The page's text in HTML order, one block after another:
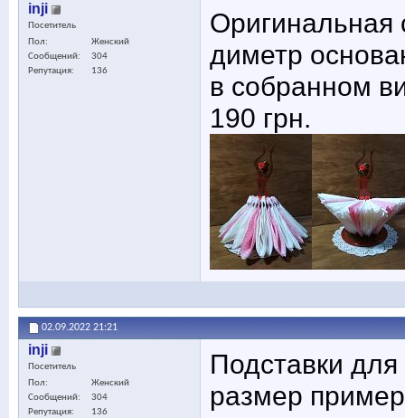
inji
Посетитель
Пол
Женский
Сообщений
304
Репутация
136
диметр
в собранном
190 грн.
02.09.2022 21:21
inji
Посетитель
Пол
Женский
Сообщений
304
Репутация
136
Подставки
размер